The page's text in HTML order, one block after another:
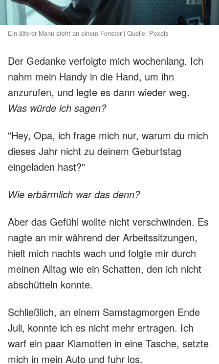
Ein älterer Mann steht an einem Fenster | Quelle: Pexels
Der Gedanke verfolgte mich wochenlang. Ich
nahm mein Handy in die Hand, um ihn
anzurufen, und legte es dann wieder weg.
Was würde ich sagen?
"Hey, Opa, ich frage mich nur, warum du mich
dieses Jahr nicht zu deinem Geburtstag
eingeladen hast?"
Wie erbärmlich war das denn?
Aber das Gefühl wollte nicht verschwinden. Es
nagte an mir während der Arbeitssitzungen,
hielt mich nachts wach und folgte mir durch
meinen Alltag wie ein Schatten, den ich nicht
abschütteln konnte.
Schließlich, an einem Samstagmorgen Ende
Juli, konnte ich es nicht mehr ertragen. Ich
warf ein paar Klamotten in eine Tasche, setzte
mich in mein Auto und fuhr los.